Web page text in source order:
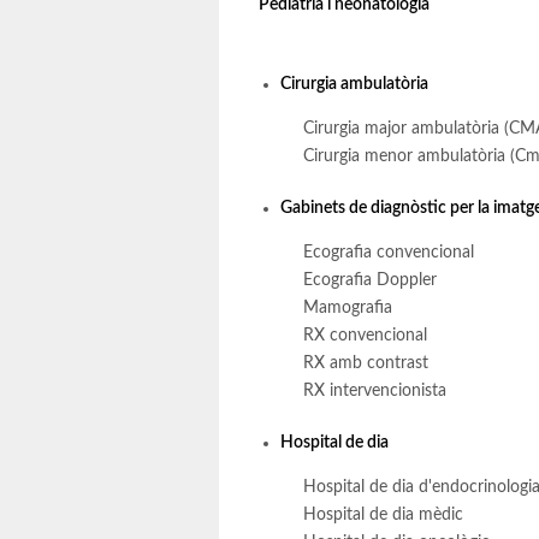
Pediatria i neonatologia
Cirurgia ambulatòria
Cirurgia major ambulatòria
Cirurgia menor ambulatòria
Gabinets de diagnòstic per la
Ecografia convencional
Ecografia Doppler
Mamografia
RX convencional
RX amb contrast
RX intervencionista
Hospital de dia
Hospital de dia d'endocrinologia
Hospital de dia mèdic